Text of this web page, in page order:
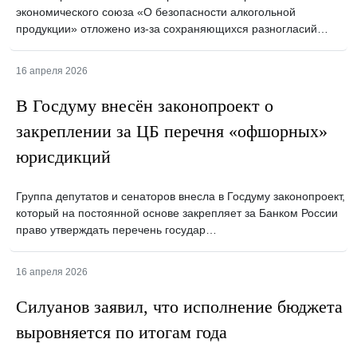
экономического союза «О безопасности алкогольной
продукции» отложено из-за сохраняющихся разногласий…
16 апреля 2026
В Госдуму внесён законопроект о
закреплении за ЦБ перечня «офшорных»
юрисдикций
Группа депутатов и сенаторов внесла в Госдуму законопроект,
который на постоянной основе закрепляет за Банком России
право утверждать перечень государ…
16 апреля 2026
Силуанов заявил, что исполнение бюджета
выровняется по итогам года